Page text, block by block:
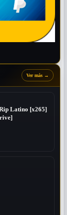
Ver más →
Latino [x265]